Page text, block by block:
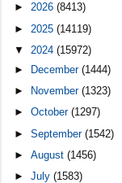
►2026(8413)
► 2025(14119)
▼ 2024(15972)
►
December(1444)
►
November(1323)
►October(1297)
►September(1542)
►August(1456)
►July(1583)